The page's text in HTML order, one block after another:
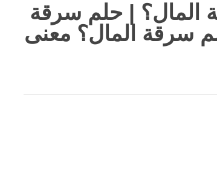
المال؟ | حلم سرقة
سرقة المال؟ معنى